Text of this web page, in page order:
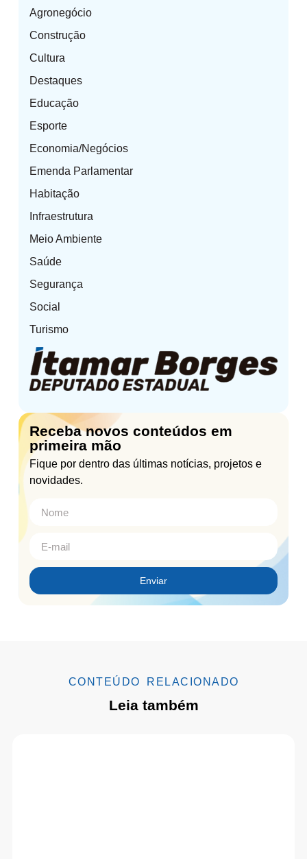
Agronegócio
Construção
Cultura
Destaques
Educação
Esporte
Economia/Negócios
Emenda Parlamentar
Habitação
Infraestrutura
Meio Ambiente
Saúde
Segurança
Social
Turismo
Receba novos conteúdos em
primeira mão
Fique por dentro das últimas notícias, projetos e
novidades.
Enviar
CONTEÚDO RELACIONADO
Leia também